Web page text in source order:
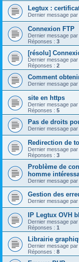
Legtux :
Dernier message par
Connexion FTP
Dernier message par
Réponses : 3
[résolu]
Dernier message par
Réponses : 2
Comment
Dernier message par
site en https
Dernier message par
Réponses : 5
Pas de droits
Dernier message par
Redirection de
Dernier message par
Réponses : 3
Problème de
homme
Dernier message par
Gestion des
Dernier message par
IP Legtux OVH
Dernier message par
Réponses : 1
Librairie
Dernier message par
Réponses : 8